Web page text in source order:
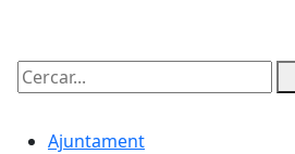
Cercar:
Ajuntament